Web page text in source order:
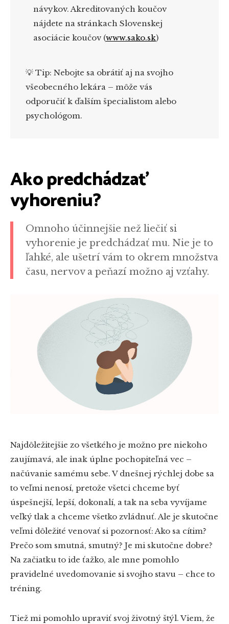
návykov. Akreditovaných koučov
nájdete na stránkach Slovenskej
asociácie koučov (www.sako.sk)
💡 Tip: Nebojte sa obrátiť aj na svojho
všeobecného lekára – môže vás
odporučiť k ďalším špecialistom alebo
psychológom.
Ako predchádzať
vyhoreniu?
Omnoho účinnejšie než liečiť si
vyhorenie je predchádzať mu. Nie je to
ľahké, ale ušetrí vám to okrem množstva
času, nervov a peňazí možno aj vzťahy.
Najdôležitejšie zo všetkého je možno pre niekoho
zaujímavá, ale inak úplne pochopiteľná vec –
načúvanie samému sebe. V dnešnej rýchlej dobe sa
to veľmi nenosí, pretože všetci chceme byť
úspešnejší, lepší, dokonalí, a tak na seba vyvíjame
veľký tlak a chceme všetko zvládnuť. Ale je skutočne
veľmi dôležité venovať si pozornosť: Ako sa cítim?
Prečo som smutná, smutný? Je mi skutočne dobre?
Na začiatku to ide ťažko, ale mne pomohlo
pravidelné uvedomovanie si svojho stavu – chce to
tréning.
Tiež mi pomohlo upraviť svoj životný štýl. Viem, že